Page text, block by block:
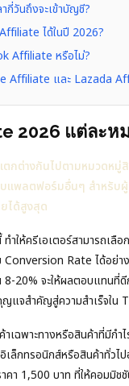
กี่วันถึงจะเข้าบัญชี?
ได้ในปี 2026?
Affiliate หรือไม่?
Affiliate และ Lazada
2026 แต่ละห
างกันไปตามหมวดหมู่สิ
บแพลตฟอร์มอื่นๆ สำหรั
ได้สูงสุด
ให้ครีเอเตอร์สามารถเลื
Conversion Rate ได้อย่
20% จะให้ผลตอบแทนที่
กุญแจสำคัญสู่ความสำเร็จ
เฉพาะทางหรือสินค้าที่มีก
ล็กทรอนิกส์หรือสินค้าทั่วไ
า 1,500 บาท ที่ให้คอมมิ